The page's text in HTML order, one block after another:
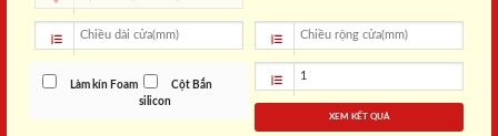
Làm kín Foam
Cột Bắn
silicon
XEM KẾT QUẢ